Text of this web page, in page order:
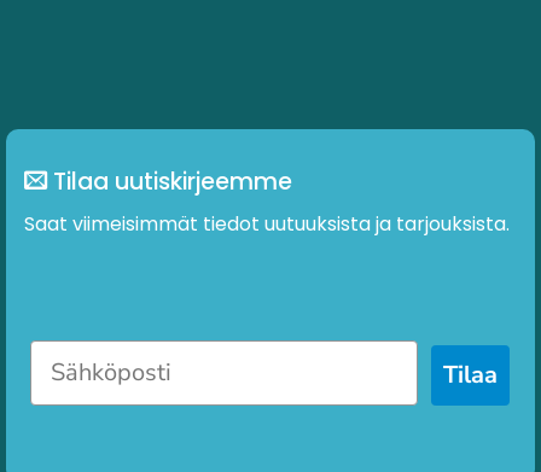
Tilaa uutiskirjeemme
Saat viimeisimmät tiedot uutuuksista ja tarjouksista.
Tilaa